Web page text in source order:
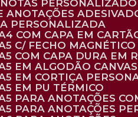
NOTAS PERSONALIZADO
ANOTAÇÕES
PERSONALIZADA
A4 COM CAPA EM
C/ FECHO MAGNÉTICO
COM CAPA DURA EM
A5 EM ALGODÃO
A5 EM CORTIÇA
EM PU TÉRMICO
A5 PARA ANOTAÇÕES
A5 PARA ANOTAÇÕES